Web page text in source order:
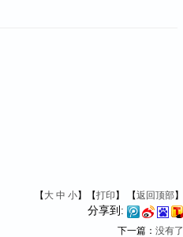
【 大 中 小】【打印 】 【返回顶部】
分享到:
下一篇： 没有了